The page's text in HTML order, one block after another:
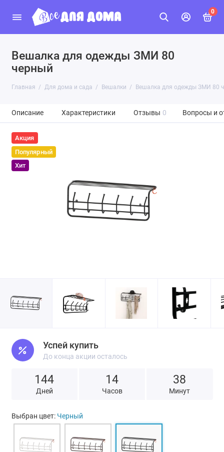
0
Вешалка для одежды ЗМИ 80
черный
Главная Для дома и сада Вешалки Вешалка для одежды ЗМИ 80
Описание Характеристики Отзывы 0 Вопросы и
Акция
Популярный
Хит
Успей купить
До конца акции осталось
144
Дней
14
Часов
38
Минут
Выбран цвет: Черный